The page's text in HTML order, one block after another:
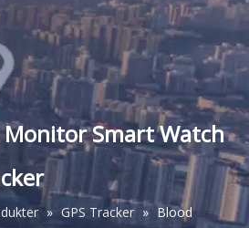
Português
Español
Pусский
Français
简体中文
English
Monitor Smart Watch
» GPS Tracker » Blood